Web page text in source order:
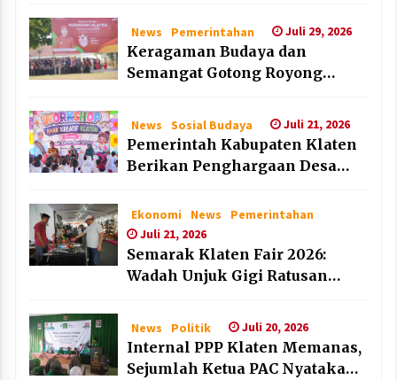
News Pemerintahan Juli 29, 2026
Keragaman Budaya dan
Semangat Gotong Royong
News Sosial Budaya Juli 21, 2026
Pemerintah Kabupaten Klaten
Berikan Penghargaan Desa
HAN 2026
Ekonomi News
Pemerintahan
Juli 21, 2026
Semarak Klaten Fair 2026:
Wadah Unjuk Gigi Ratusan
News Politik Juli 20, 2026
Internal PPP Klaten Memanas,
Sejumlah Ketua PAC Nyatakan